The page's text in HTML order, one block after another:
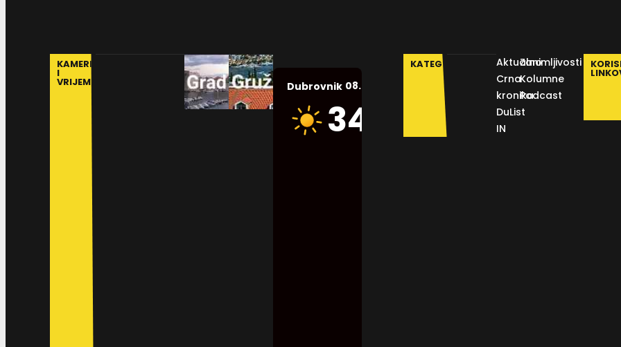
KAMERE
I
VRIJEME Dubrovnik 08.08.2026.
34
Humidity:
KATEGORIJE
Aktualno
Crna
kronika
DuList
IN
Zanimljivosti
Kolumne
Podcast